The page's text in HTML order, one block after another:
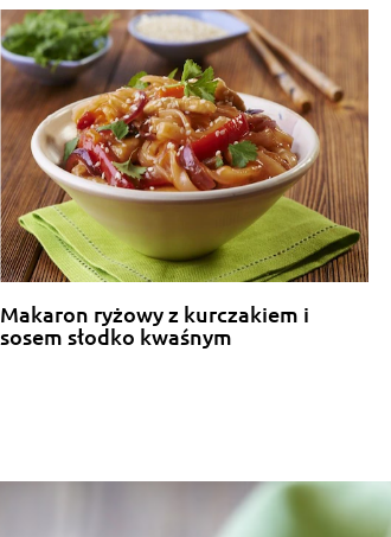
Makaron ryżowy z kurczakiem i
sosem słodko kwaśnym